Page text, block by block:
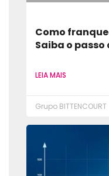
Como
Saiba o passo
LEIA MAIS
Grupo BITTENCOURT